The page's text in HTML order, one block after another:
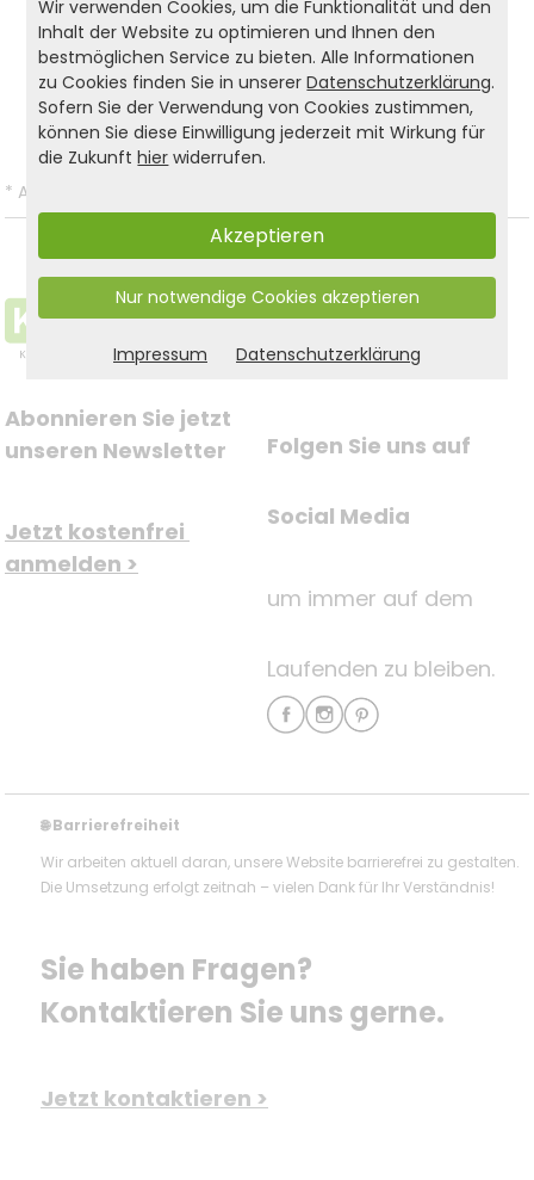
Produkt- und Sicherheitshinweise:
Zurück zur Liste
* Alle Preise inkl. gesetzl. MwSt. und zzgl.
Abonnieren Sie jetzt
unseren Newsletter
Jetzt kostenfrei
anmelden >
Folgen Sie uns auf
Social Media
um immer auf dem
Laufenden zu bleiben.
🌐Barrierefreiheit
Wir arbeiten aktuell daran, unsere Website barrierefrei zu gestalten.
Die Umsetzung erfolgt zeitnah – vielen Dank für Ihr Verständnis!
Sie haben Fragen?
Kontaktieren Sie uns gerne.
Jetzt kontaktieren >
Wir verwenden Cookies, um die Funktionalität und den
Inhalt der Website zu optimieren und Ihnen den
bestmöglichen Service zu bieten. Alle Informationen
zu Cookies finden Sie in unsererDatenschutzerklärung.
Sofern Sie der Verwendung von Cookies zustimmen,
können Sie diese Einwilligung jederzeit mit Wirkung für
die Zukunfthier widerrufen.
Akzeptieren
Nur notwendige Cookies akzeptieren
Impressum Datenschutzerklärung